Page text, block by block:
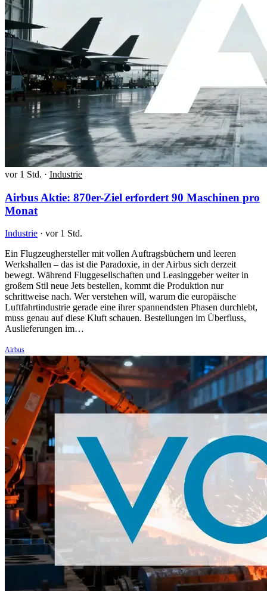
vor 1 Std. · Industrie
Airbus Aktie: 870er-Ziel erfordert 90 Maschinen pro
Monat
Industrie · vor 1 Std.
Ein Flugzeughersteller mit vollen Auftragsbüchern und leeren
Werkshallen – das ist die Paradoxie, in der Airbus sich derzeit
bewegt. Während Fluggesellschaften und Leasinggeber weiter in
großem Stil neue Jets bestellen, kommt die Produktion nur
schrittweise nach. Wer verstehen will, warum die europäische
Luftfahrtindustrie gerade eine ihrer spannendsten Phasen durchlebt,
muss genau auf diese Kluft schauen. Bestellungen im Überfluss,
Auslieferungen im…
Airbus